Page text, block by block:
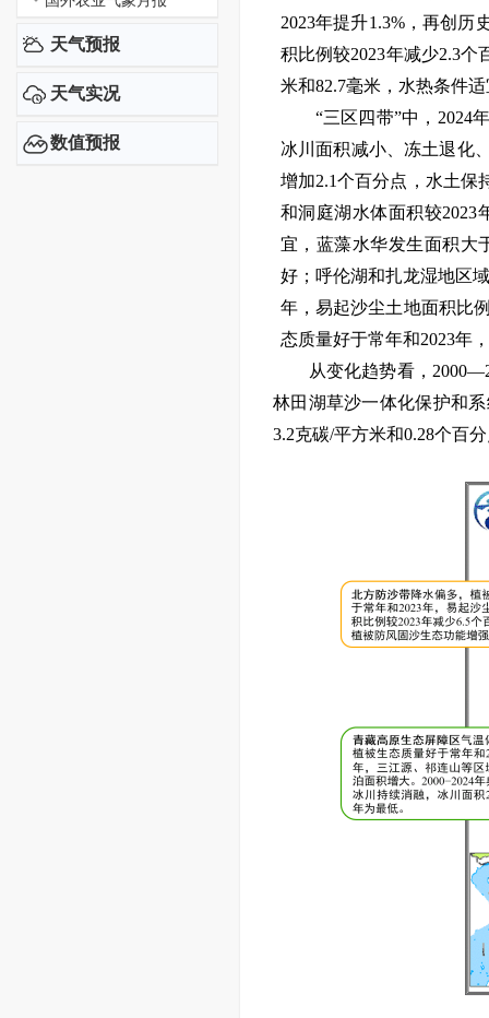
天气预报
天气实况
数值预报
2023年提升1.3%，再创历
积比例较2023年减少2.3个
米和82.7毫米，水热条件
“三区四带”中， 2024
冰川面积减小、冻土退化
增加2.1个百分点，水土保
和洞庭湖水体面积较2023
宜，蓝藻水华发生面积大
好；呼伦湖和扎龙湿地区
年，易起沙尘土地面积比
态质量好于常年和2023年
从变化趋势看， 2000—
林田湖草沙一体化保护和
3.2克碳/平方米和0.28个百